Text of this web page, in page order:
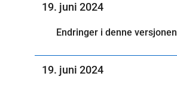
19. juni 2024
Endringer i denne versjonen
19. juni 2024